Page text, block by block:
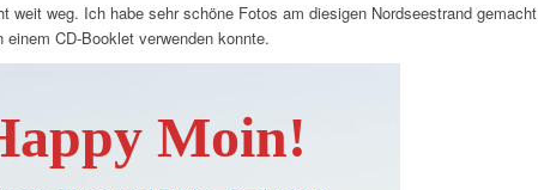
weit weg. Ich habe sehr schöne Fotos am diesigen Nordseestrand
einem CD-Booklet verwenden konnte.
Moin!